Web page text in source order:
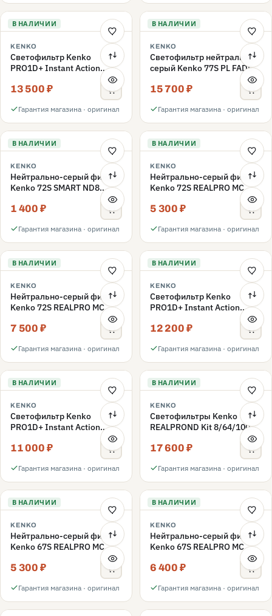
В НАЛИЧИИ
KENKO
Светофильтр Kenko
PRO1D+ Instant Action
Variable NDX3-450+C-PL
переменной плотности
13 500 ₽
Гарантия магазина · оригинал
В НАЛИЧИИ
KENKO
Светофильтр нейтрально-
серый Kenko 77S PL FADER
с переменной плотностью
ND3-ND400 77mm
15 700 ₽
Гарантия магазина · оригинал
В НАЛИЧИИ
KENKO
Нейтрально-серый фильтр
Kenko 72S SMART ND8
1 400 ₽
Гарантия магазина · оригинал
В НАЛИЧИИ
KENKO
Нейтрально-серый фильтр
Kenko 72S REALPRO MC
5 300 ₽
Гарантия магазина · оригинал
В НАЛИЧИИ
KENKO
Нейтрально-серый фильтр
Kenko 72S REALPRO MC
7 500 ₽
Гарантия магазина · оригинал
В НАЛИЧИИ
KENKO
Светофильтр Kenko
PRO1D+ Instant Action
Variable NDX3-450+C-PLS
переменной плотности
12 200 ₽
Гарантия магазина · оригинал
В НАЛИЧИИ
KENKO
Светофильтр Kenko
PRO1D+ Instant Action
Variable NDX3-450+C-PL
переменной плотности
11 000 ₽
Гарантия магазина · оригинал
В НАЛИЧИИ
KENKO
Светофильтры Kenko
REALPROND Kit 8/64/1000
17 600 ₽
Гарантия магазина · оригинал
В НАЛИЧИИ
KENKO
Нейтрально-серый фильтр
Kenko 67S REALPRO MC
5 300 ₽
Гарантия магазина · оригинал
В НАЛИЧИИ
KENKO
Нейтрально-серый фильтр
Kenko 67S REALPRO MC
6 400 ₽
Гарантия магазина · оригинал